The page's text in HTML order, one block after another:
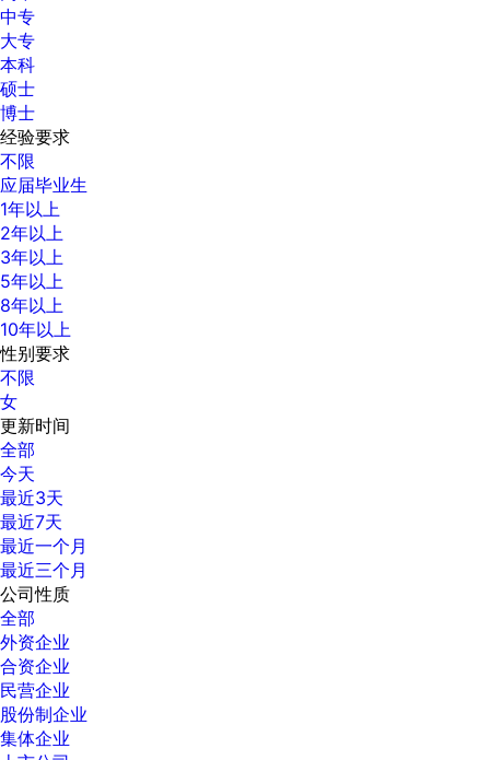
中专
大专
本科
硕士
博士
经验要求
不限
应届毕业生
1年以上
2年以上
3年以上
5年以上
8年以上
10年以上
性别要求
不限
女
更新时间
全部
今天
最近3天
最近7天
最近一个月
最近三个月
公司性质
全部
外资企业
合资企业
民营企业
股份制企业
集体企业